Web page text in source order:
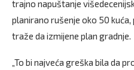
trajno napuštanje
planirano rušenje oko 50
traže da izmijene plan gradnje.
„To bi najveća greška bila da